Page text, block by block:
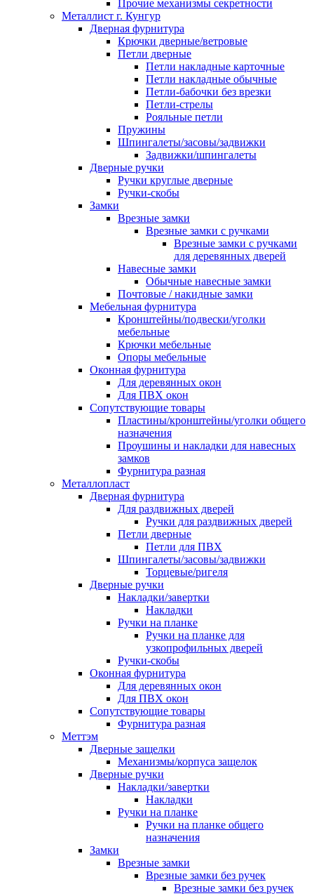
Прочие механизмы секретности
Металлист г. Кунгур
Дверная фурнитура
Крючки дверные/ветровые
Петли дверные
Петли накладные карточные
Петли накладные обычные
Петли-бабочки без врезки
Петли-стрелы
Рояльные петли
Пружины
Шпингалеты/засовы/задвижки
Задвижки/шпингалеты
Дверные ручки
Ручки круглые дверные
Ручки-скобы
Замки
Врезные замки
Врезные замки с ручками
Врезные замки с ручками
для деревянных дверей
Навесные замки
Обычные навесные замки
Почтовые / накидные замки
Мебельная фурнитура
Кронштейны/подвески/уголки
мебельные
Крючки мебельные
Опоры мебельные
Оконная фурнитура
Для деревянных окон
Для ПВХ окон
Сопутствующие товары
Пластины/кронштейны/уголки общего
назначения
Проушины и накладки для навесных
замков
Фурнитура разная
Металлопласт
Дверная фурнитура
Для раздвижных дверей
Ручки для раздвижных дверей
Петли дверные
Петли для ПВХ
Шпингалеты/засовы/задвижки
Торцевые/ригеля
Дверные ручки
Накладки/завертки
Накладки
Ручки на планке
Ручки на планке для
узкопрофильных дверей
Ручки-скобы
Оконная фурнитура
Для деревянных окон
Для ПВХ окон
Сопутствующие товары
Фурнитура разная
Меттэм
Дверные защелки
Механизмы/корпуса защелок
Дверные ручки
Накладки/завертки
Накладки
Ручки на планке
Ручки на планке общего
назначения
Замки
Врезные замки
Врезные замки без ручек
Врезные замки без ручек